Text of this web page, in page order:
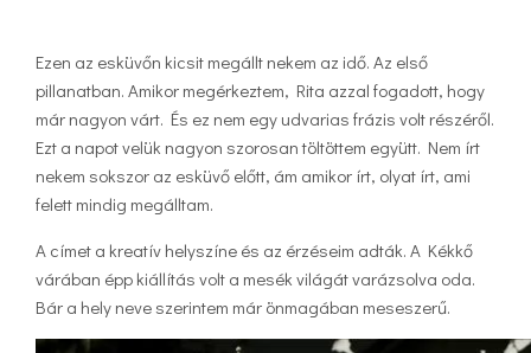
Ezen az esküvőn kicsit megállt nekem az idő. Az első
pillanatban. Amikor megérkeztem, Rita azzal fogadott, hogy
már nagyon várt. És ez nem egy udvarias frázis volt részéről.
Ezt a napot velük nagyon szorosan töltöttem együtt. Nem írt
nekem sokszor az esküvő előtt, ám amikor írt, olyat írt, ami
felett mindig megálltam.
A címet a kreatív helyszíne és az érzéseim adták. A Kékkő
várában épp kiállítás volt a mesék világát varázsolva oda.
Bár a hely neve szerintem már önmagában meseszerű.